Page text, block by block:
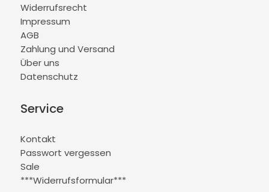
Widerrufsrecht
Impressum
AGB
Zahlung und Versand
Über uns
Datenschutz
Service
Kontakt
Passwort vergessen
Sale
***Widerrufsformular***